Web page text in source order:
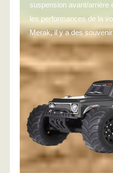
suspension avant/arrière
les performances de la
Merak, il y a des